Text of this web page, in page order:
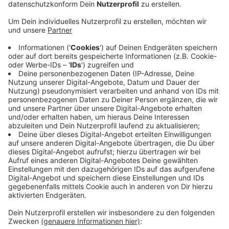
Gleich nach dem Frühstück bauen Helfer Ton und
Lichttechnik auf dem Schulhof der Hermann-Leeser-
Realschule auf. Die Hitzewelle schickt heute ihre
Vorboten, es wird heiß im Kreis bei Werten um 33 Grad.
Das Kulturteam der Stadt Dülmen stellt deshalb extra
viele Wasserkisten für die Truppe bereit und auch der
Getränkewagen ist für die Besucher extra gut gefüllt.
Bei möglichen Kreislaufproblemen sind die Helfer des
Deutschen Roten Kreuzes schnell zur Stelle. Die
diesjährige Premiere des Dülmener Straßentheaters
startet wie immer um 21 Uhr. Der Eintritt ist frei. Zum
Auftakt des Straßentheaters in Dülmen sehen Sie
heute eine Truppe aus England mit einer Kombination
aus Tanztheater und Akrobatik.
Anzeige